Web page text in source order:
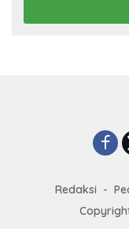
Redaksi